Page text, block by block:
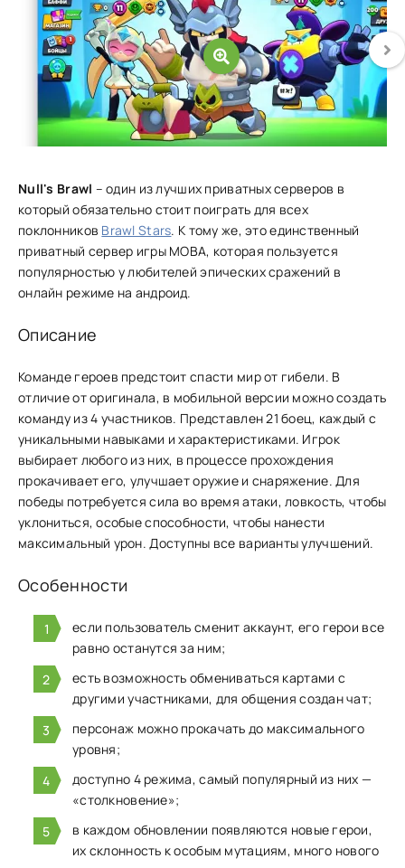
Null's Brawl – один из лучших приватных серверов в
который обязательно стоит поиграть для всех
поклонников Brawl Stars. К тому же, это единственный
приватный сервер игры МОВА, которая пользуется
популярностью у любителей эпических сражений в
онлайн режиме на андроид.
Описание
Команде героев предстоит спасти мир от гибели. В
отличие от оригинала, в мобильной версии можно создать
команду из 4 участников. Представлен 21 боец, каждый с
уникальными навыками и характеристиками. Игрок
выбирает любого из них, в процессе прохождения
прокачивает его, улучшает оружие и снаряжение. Для
победы потребуется сила во время атаки, ловкость, чтобы
уклониться, особые способности, чтобы нанести
максимальный урон. Доступны все варианты улучшений.
Особенности
если пользователь сменит аккаунт, его герои все
равно останутся за ним;
есть возможность обмениваться картами с
другими участниками, для общения создан чат;
персонаж можно прокачать до максимального
уровня;
доступно 4 режима, самый популярный из них —
«столкновение»;
в каждом обновлении появляются новые герои,
их склонность к особым мутациям, много нового